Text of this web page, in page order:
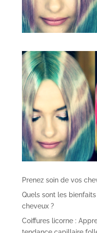
Prenez soin de vos
Quels sont les
cheveux ?
Coiffures licorne :